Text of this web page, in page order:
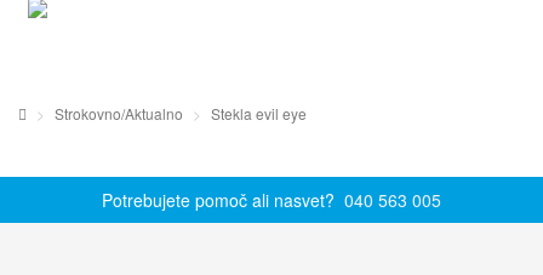
Strokovno/Aktualno Stekla evil eye
Potrebujete pomoč ali nasvet? 040 563 005